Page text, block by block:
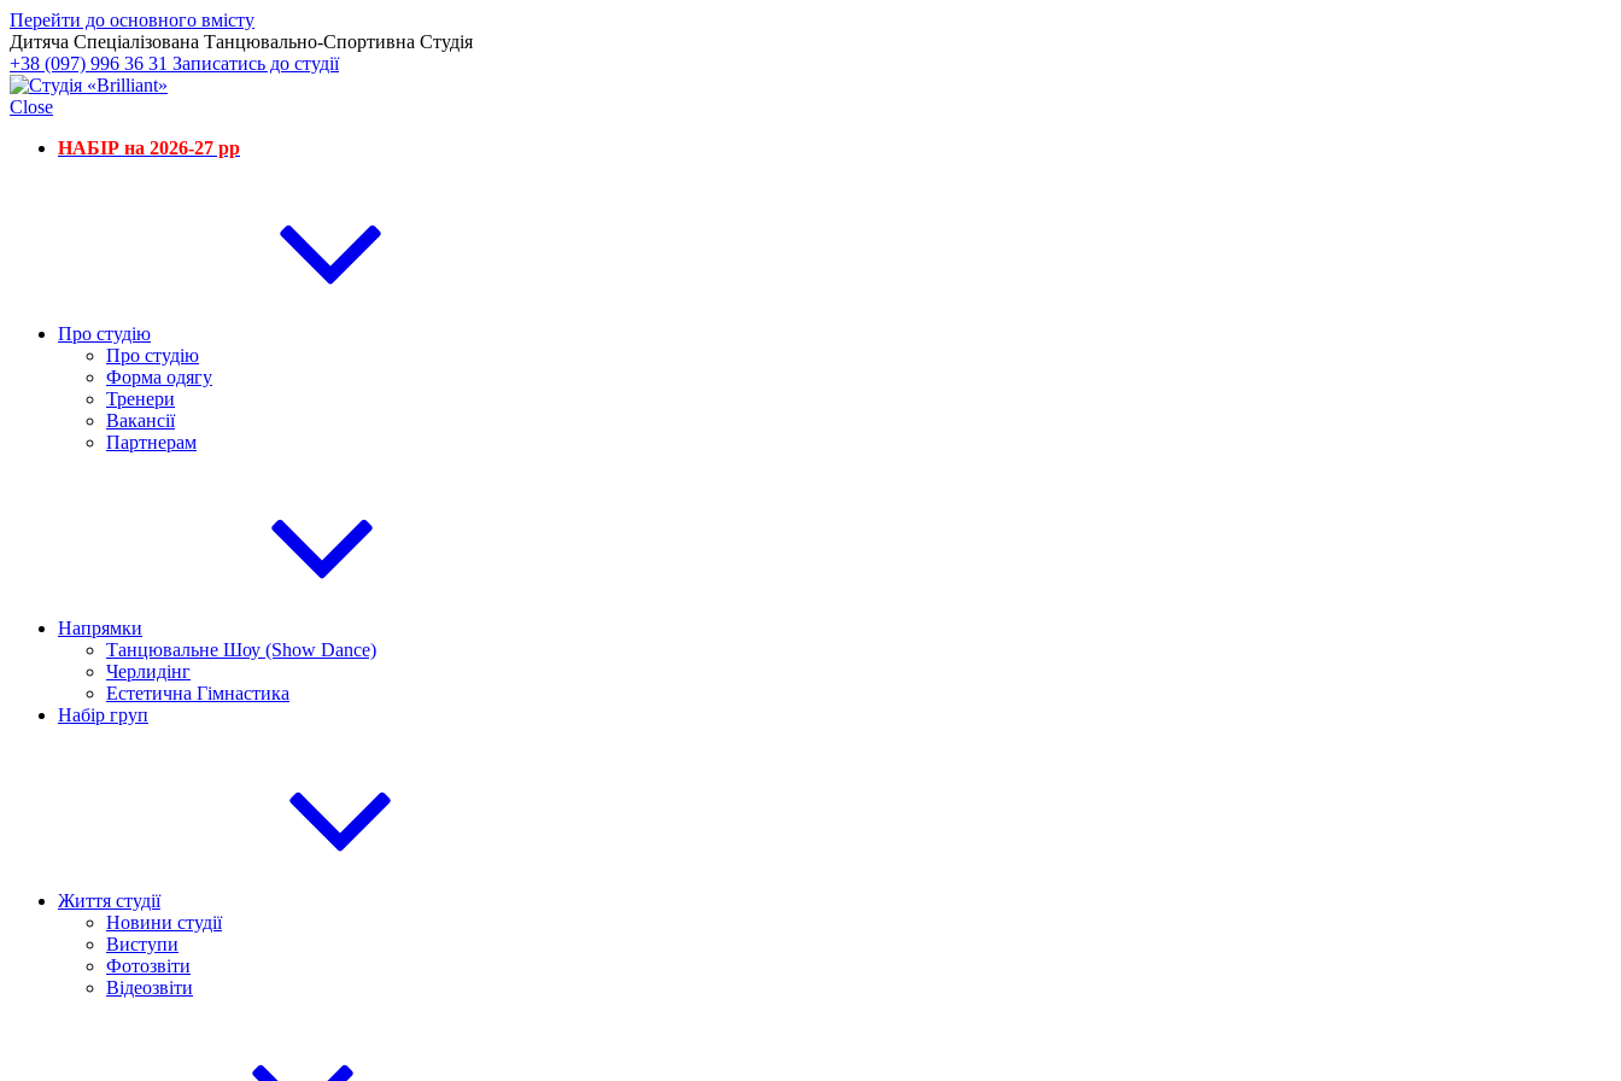
Перейти до основного вмісту
Дитяча Спеціалізована Танцювально-Спортивна Студія
+38 (097) 996 36 31 Записатись до студії
Close
НАБІР на 2026-27 рр
Про студію
Про студію
Форма одягу
Тренери
Вакансії
Партнерам
Напрямки
Танцювальне Шоу (Show Dance)
Черлидінг
Естетична Гімнастика
Набір груп
Життя студії
Новини студії
Виступи
Фотозвіти
Відеозвіти